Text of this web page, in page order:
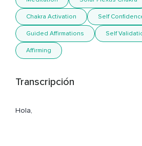
Chakra Activation Self
Guided Affirmations Self
Affirming
Transcripción
Hola,